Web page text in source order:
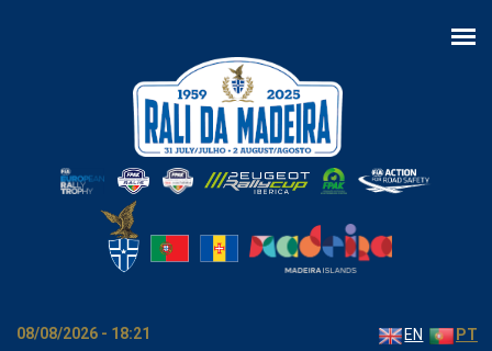
08/08/2026 - 18:21 EN PT